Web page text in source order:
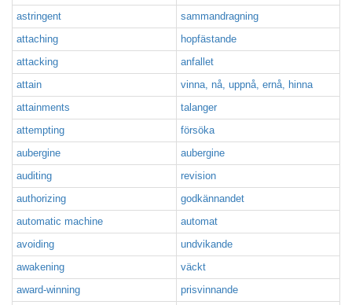
astringent
sammandragning
attaching
hopfästande
attacking
anfallet
attain
vinna, nå, uppnå, ernå, hinna
attainments
talanger
attempting
försöka
aubergine
aubergine
auditing
revision
authorizing
godkännandet
automatic machine
automat
avoiding
undvikande
awakening
väckt
award-winning
prisvinnande